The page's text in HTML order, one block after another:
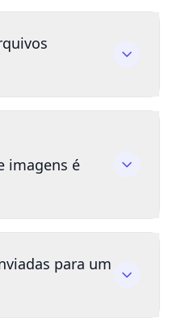
imagens é
para um